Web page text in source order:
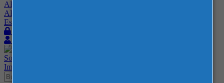
ABIMAQ São Paulo
ABIMAQ Vale do Paraíba
Escritório de Relações Governamentais
Sobre
Imprensa